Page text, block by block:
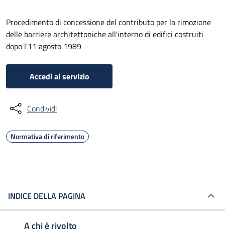
Procedimento di concessione del contributo per la rimozione
delle barriere architettoniche all'interno di edifici costruiti
dopo l'11 agosto 1989
Accedi al servizio
Condividi
Normativa di riferimento
INDICE DELLA PAGINA
A chi è rivolto